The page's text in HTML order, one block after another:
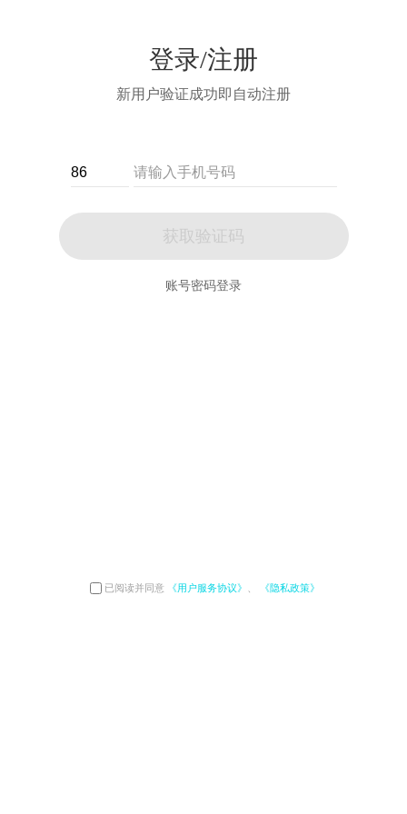
登录/注册
新用户验证成功即自动注册
获取验证码
账号密码登录
已阅读并同意 《用户服务协议》 《隐私政策》